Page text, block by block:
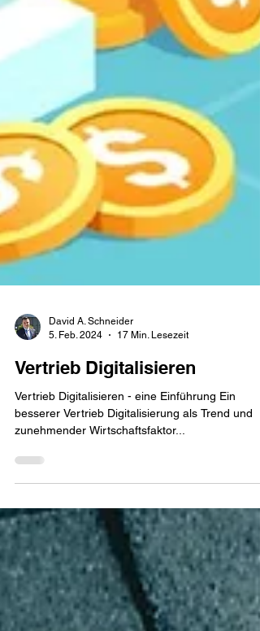
5. Feb. 2024
17 Min. Lesezeit
Vertrieb Digitalisieren
Vertrieb Digitalisieren - eine Einführung Ein
zunehmender Wirtschaftsfaktor...